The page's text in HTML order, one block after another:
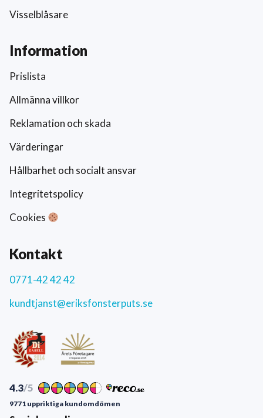
Visselblåsare
Information
Prislista
Allmänna villkor
Reklamation och skada
Värderingar
Hållbarhet och socialt ansvar
Integritetspolicy
Cookies
Kontakt
0771-42 42 42
kundtjanst@eriksfonsterputs.se
4.3/5
9771 uppriktiga kundomdömen